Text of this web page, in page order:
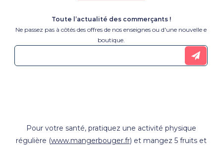
Toute l’actualité des commerçants !
Ne passez pas à côtés des offres de nos enseignes ou d'une nouvelle e
boutique.
Pour votre santé, pratiquez une activité physique
régulière (www.mangerbouger.fr) et mangez 5 fruits et